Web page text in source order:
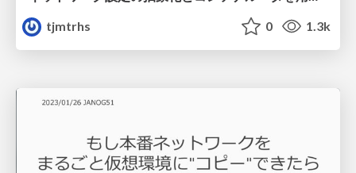
tjmtrhs
0 1.3k